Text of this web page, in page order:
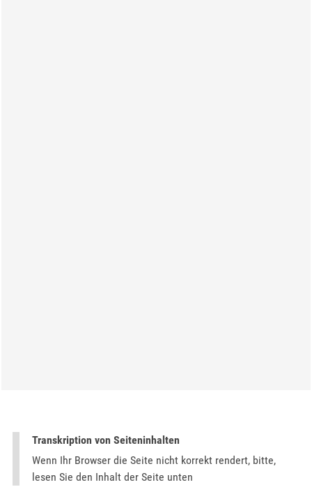
Transkription von Seiteninhalten
Wenn Ihr Browser die Seite nicht korrekt rendert, bitte,
lesen Sie den Inhalt der Seite unten